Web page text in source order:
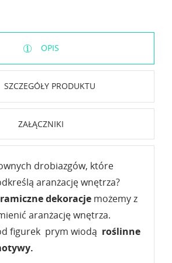
OPIS
SZCZEGÓŁY PRODUKTU
ZAŁĄCZNIKI
drobiazgów, które
aranżację wnętrza?
dekoracje możemy z
aranżację wnętrza.
figurek prym wiodą roślinne